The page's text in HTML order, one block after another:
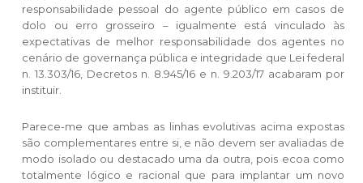
responsabilidade pessoal do agente público em casos de
dolo ou erro grosseiro – igualmente está vinculado às
expectativas de melhor responsabilidade dos agentes no
cenário de governança pública e integridade que Lei federal
n. 13.303/16, Decretos n. 8.945/16 e n. 9.203/17 acabaram por
instituir.
Parece-me que ambas as linhas evolutivas acima expostas
são complementares entre si, e não devem ser avaliadas de
modo isolado ou destacado uma da outra, pois ecoa como
totalmente lógico e racional que para implantar um novo